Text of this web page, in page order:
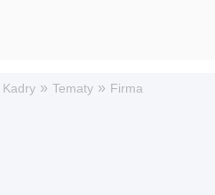
Kadry » Tematy » Firma